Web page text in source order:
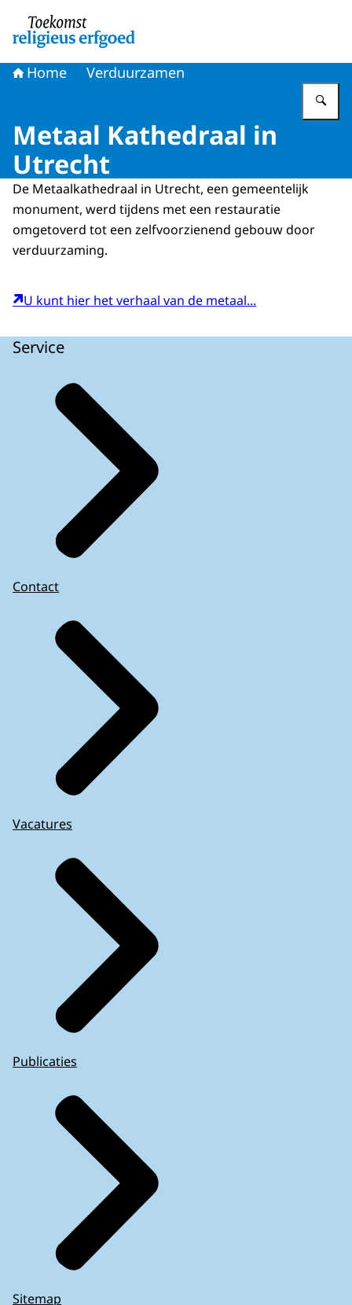
Home Verduurzamen
Metaal Kathedraal in
Utrecht
De Metaalkathedraal in Utrecht, een gemeentelijk
monument, werd tijdens met een restauratie
omgetoverd tot een zelfvoorzienend gebouw door
verduurzaming.
U kunt hier het verhaal van de metaal...
Service
Contact
Vacatures
Publicaties
Sitemap